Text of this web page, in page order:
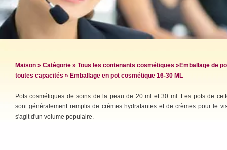
Maison » Catégorie » Tous les contenants cosmétiques » Emballage de
toutes capacités » Emballage en pot cosmétique 16-30 ML
Pots cosmétiques de soins de la peau de 20 ml et 30 ml. Les pots de
sont généralement remplis de crèmes hydratantes et de crèmes pour le
s'agit d'un volume populaire.